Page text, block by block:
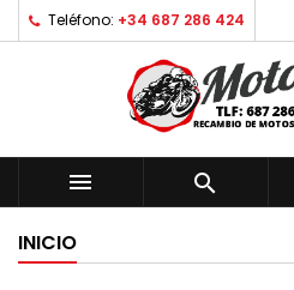
Teléfono: +34 687 286 424
 
INICIO